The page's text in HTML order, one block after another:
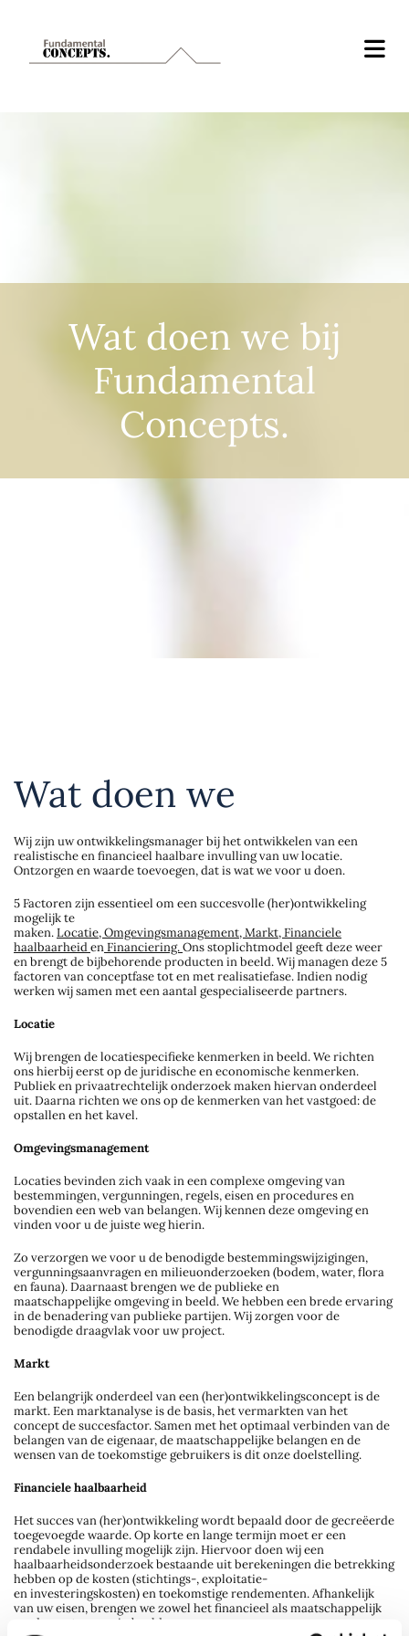
Wat doen we bij
Fundamental
Concepts.
Wat doen we
Wij zijn uw ontwikkelingsmanager bij het ontwikkelen van een
realistische en financieel haalbare invulling van uw locatie.
Ontzorgen en waarde toevoegen, dat is wat we voor u doen.
5 Factoren zijn essentieel om een succesvolle (her)ontwikkeling
mogelijk te
maken.Locatie, Omgevingsmanagement, Markt, Financiele
haalbaarheidenFinanciering.Ons stoplichtmodel geeft deze weer
en brengt de bijbehorende producten in beeld. Wij managen deze 5
factoren van conceptfase tot en met realisatiefase. Indien nodig
werken wij samen met een aantal gespecialiseerde partners.
Locatie
Wij brengen de locatiespecifieke kenmerken in beeld. We richten
ons hierbij eerst op de juridische en economische kenmerken.
Publiek en privaatrechtelijk onderzoek maken hiervan onderdeel
uit. Daarna richten we ons op de kenmerken van het vastgoed: de
opstallen en het kavel.
Omgevingsmanagement
Locaties bevinden zich vaak in een complexe omgeving van
bestemmingen, vergunningen, regels, eisen en procedures en
bovendien een web van belangen. Wij kennen deze omgeving en
vinden voor u de juiste weg hierin.
Zo verzorgen we voor u de benodigde bestemmingswijzigingen,
vergunningsaanvragen en milieuonderzoeken (bodem, water, flora
en fauna). Daarnaast brengen we de publieke en
maatschappelijke omgeving in beeld. We hebben een brede ervaring
in de benadering van publieke partijen. Wij zorgen voor de
benodigde draagvlak voor uw project.
Markt
Een belangrijk onderdeel van een (her)ontwikkelingsconcept is de
markt. Een marktanalyse is de basis, het vermarkten van het
concept de succesfactor. Samen met het optimaal verbinden van de
belangen van de eigenaar, de maatschappelijke belangen en de
wensen van de toekomstige gebruikers is dit onze doelstelling.
Financiele haalbaarheid
Het succes van (her)ontwikkeling wordt bepaald door de gecreëerde
toegevoegde waarde. Op korte en lange termijn moet er een
rendabele invulling mogelijk zijn. Hiervoor doen wij een
haalbaarheidsonderzoek bestaande uit berekeningen die betrekking
hebben op de kosten (stichtings-, exploitatie-
en investeringskosten) en toekomstige rendementen. Afhankelijk
van uw eisen, brengen we zowel het financieel als maatschappelijk
rendement voor u in beeld.